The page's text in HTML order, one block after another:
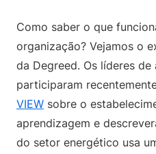
Como saber o que
organização? Vejamos o
da Degreed. Os líderes
participaram
VIEW sobre o
aprendizagem e
do setor energético usa